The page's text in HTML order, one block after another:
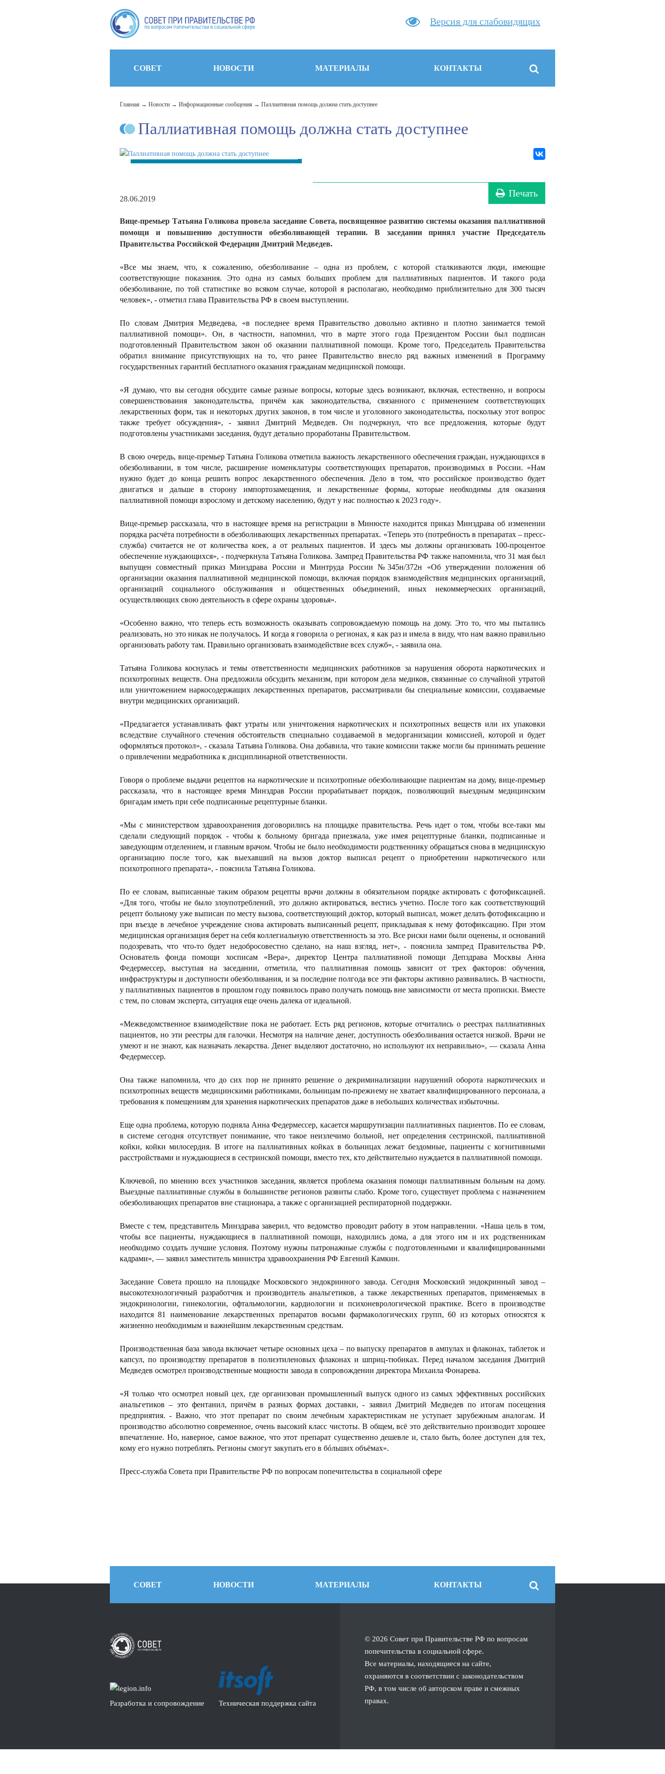
Версия для слабовидящих
СОВЕТ НОВОСТИ МАТЕРИАЛЫ КОНТАКТЫ
Главная Новости Информационные сообщения Паллиативная помощь должна стать доступнее
Паллиативная помощь должна стать доступнее
Печать
28.06.2019
Вице-премьер Татьяна Голикова провела заседание Совета, посвященное развитию системы оказания паллиативной
помощи и повышению доступности обезболивающей терапии. В заседании принял участие Председатель
Правительства Российской Федерации Дмитрий Медведев.
«Все мы знаем, что, к сожалению, обезболивание – одна из проблем, с которой сталкиваются люди, имеющие
соответствующие показания. Это одна из самых больших проблем для паллиативных пациентов. И такого рода
обезболивание, по той статистике во всяком случае, которой я располагаю, необходимо приблизительно для 300 тысяч
человек», - отметил глава Правительства РФ в своем выступлении.
По словам Дмитрия Медведева, «в последнее время Правительство довольно активно и плотно занимается темой
паллиативной помощи». Он, в частности, напомнил, что в марте этого года Президентом России был подписан
подготовленный Правительством закон об оказании паллиативной помощи. Кроме того, Председатель Правительства
обратил внимание присутствующих на то, что ранее Правительство внесло ряд важных изменений в Программу
государственных гарантий бесплатного оказания гражданам медицинской помощи.
«Я думаю, что вы сегодня обсудите самые разные вопросы, которые здесь возникают, включая, естественно, и вопросы
совершенствования законодательства, причём как законодательства, связанного с применением соответствующих
лекарственных форм, так и некоторых других законов, в том числе и уголовного законодательства, поскольку этот вопрос
также требует обсуждения», - заявил Дмитрий Медведев. Он подчеркнул, что все предложения, которые будут
подготовлены участниками заседания, будут детально проработаны Правительством.
В свою очередь, вице-премьер Татьяна Голикова отметила важность лекарственного обеспечения граждан, нуждающихся в
обезболивании, в том числе, расширение номенклатуры соответствующих препаратов, производимых в России. «Нам
нужно будет до конца решить вопрос лекарственного обеспечения. Дело в том, что российское производство будет
двигаться и дальше в сторону импортозамещения, и лекарственные формы, которые необходимы для оказания
паллиативной помощи взрослому и детскому населению, будут у нас полностью к 2023 году».
Вице-премьер рассказала, что в настоящее время на регистрации в Минюсте находится приказ Минздрава об изменении
порядка расчёта потребности в обезболивающих лекарственных препаратах. «Теперь это (потребность в препаратах – пресс-
служба) считается не от количества коек, а от реальных пациентов. И здесь мы должны организовать 100-процентое
обеспечение нуждающихся», - подчеркнула Татьяна Голикова. Зампред Правительства РФ также напомнила, что 31 мая был
выпущен совместный приказ Минздрава России и Минтруда России №345н/372н «Об утверждении положения об
организации оказания паллиативной медицинской помощи, включая порядок взаимодействия медицинских организаций,
организаций социального обслуживания и общественных объединений, иных некоммерческих организаций,
осуществляющих свою деятельность в сфере охраны здоровья».
«Особенно важно, что теперь есть возможность оказывать сопровождаемую помощь на дому. Это то, что мы пытались
реализовать, но это никак не получалось. И когда я говорила о регионах, я как раз и имела в виду, что нам важно правильно
организовать работу там. Правильно организовать взаимодействие всех служб», - заявила она.
Татьяна Голикова коснулась и темы ответственности медицинских работников за нарушения оборота наркотических и
психотропных веществ. Она предложила обсудить механизм, при котором дела медиков, связанные со случайной утратой
или уничтожением наркосодержащих лекарственных препаратов, рассматривали бы специальные комиссии, создаваемые
внутри медицинских организаций.
«Предлагается устанавливать факт утраты или уничтожения наркотических и психотропных веществ или их упаковки
вследствие случайного стечения обстоятельств специально создаваемой в медорганизации комиссией, которой и будет
оформляться протокол», - сказала Татьяна Голикова. Она добавила, что такие комиссии также могли бы принимать решение
о привлечении медработника к дисциплинарной ответственности.
Говоря о проблеме выдачи рецептов на наркотические и психотропные обезболивающие пациентам на дому, вице-премьер
рассказала, что в настоящее время Минздрав России прорабатывает порядок, позволяющий выездным медицинским
бригадам иметь при себе подписанные рецептурные бланки.
«Мы с министерством здравоохранения договорились на площадке правительства. Речь идет о том, чтобы все-таки мы
сделали следующий порядок - чтобы к больному бригада приезжала, уже имея рецептурные бланки, подписанные и
заведующим отделением, и главным врачом. Чтобы не было необходимости родственнику обращаться снова в медицинскую
организацию после того, как выехавший на вызов доктор выписал рецепт о приобретении наркотического или
психотропного препарата», - пояснила Татьяна Голикова.
По ее словам, выписанные таким образом рецепты врачи должны в обязательном порядке актировать с фотофиксацией.
«Для того, чтобы не было злоупотреблений, это должно актироваться, вестись учетно. После того как соответствующий
рецепт больному уже выписан по месту вызова, соответствующий доктор, который выписал, может делать фотофиксацию и
при въезде в лечебное учреждение снова актировать выписанный рецепт, прикладывая к нему фотофиксацию. При этом
медицинская организация берет на себя коллегиальную ответственность за это. Все риски нами были оценены, и оснований
подозревать, что что-то будет недобросовестно сделано, на наш взгляд, нет», - пояснила зампред Правительства РФ.
Основатель фонда помощи хосписам «Вера», директор Центра паллиативной помощи Депздрава Москвы Анна
Федермессер, выступая на заседании, отметила, что паллиативная помощь зависит от трех факторов: обучения,
инфраструктуры и доступности обезболивания, и за последние полгода все эти факторы активно развивались. В частности,
у паллиативных пациентов в прошлом году появилось право получать помощь вне зависимости от места прописки. Вместе
с тем, по словам эксперта, ситуация еще очень далека от идеальной.
«Межведомственное взаимодействие пока не работает. Есть ряд регионов, которые отчитались о реестрах паллиативных
пациентов, но эти реестры для галочки. Несмотря на наличие денег, доступность обезболивания остается низкой. Врачи не
умеют и не знают, как назначать лекарства. Денег выделяют достаточно, но используют их неправильно», — сказала Анна
Федермессер.
Она также напомнила, что до сих пор не принято решение о декриминализации нарушений оборота наркотических и
психотропных веществ медицинскими работниками, больницам по-прежнему не хватает квалифицированного персонала, а
требования к помещениям для хранения наркотических препаратов даже в небольших количествах избыточны.
Еще одна проблема, которую подняла Анна Федермессер, касается маршрутизации паллиативных пациентов. По ее словам,
в системе сегодня отсутствует понимание, что такое неизлечимо больной, нет определения сестринской, паллиативной
койки, койки милосердия. В итоге на паллиативных койках в больницах лежат бездомные, пациенты с когнитивными
расстройствами и нуждающиеся в сестринской помощи, вместо тех, кто действительно нуждается в паллиативной помощи.
Ключевой, по мнению всех участников заседания, является проблема оказания помощи паллиативным больным на дому.
Выездные паллиативные службы в большинстве регионов развиты слабо. Кроме того, существует проблема с назначением
обезболивающих препаратов вне стационара, а также с организацией респираторной поддержки.
Вместе с тем, представитель Минздрава заверил, что ведомство проводит работу в этом направлении. «Наша цель в том,
чтобы все пациенты, нуждающиеся в паллиативной помощи, находились дома, а для этого им и их родственникам
необходимо создать лучшие условия. Поэтому нужны патронажные службы с подготовленными и квалифицированными
кадрами», — заявил заместитель министра здравоохранения РФ Евгений Камкин.
Заседание Совета прошло на площадке Московского эндокринного завода. Сегодня Московский эндокринный завод –
высокотехнологичный разработчик и производитель анальгетиков, а также лекарственных препаратов, применяемых в
эндокринологии, гинекологии, офтальмологии, кардиологии и психоневрологической практике. Всего в производстве
находится 81 наименование лекарственных препаратов восьми фармакологических групп, 60 из которых относятся к
жизненно необходимым и важнейшим лекарственным средствам.
Производственная база завода включает четыре основных цеха – по выпуску препаратов в ампулах и флаконах, таблеток и
капсул, по производству препаратов в полиэтиленовых флаконах и шприц-тюбиках. Перед началом заседания Дмитрий
Медведев осмотрел производственные мощности завода в сопровождении директора Михаила Фонарева.
«Я только что осмотрел новый цех, где организован промышленный выпуск одного из самых эффективных российских
анальгетиков – это фентанил, причём в разных формах доставки, - заявил Дмитрий Медведев по итогам посещения
предприятия. - Важно, что этот препарат по своим лечебным характеристикам не уступает зарубежным аналогам. И
производство абсолютно современное, очень высокий класс чистоты. В общем, всё это действительно производит хорошее
впечатление. Но, наверное, самое важное, что этот препарат существенно дешевле и, стало быть, более доступен для тех,
кому его нужно потреблять. Регионы смогут закупать его в бóльших объёмах».
Пресс-служба Совета при Правительстве РФ по вопросам попечительства в социальной сфере
СОВЕТ НОВОСТИ МАТЕРИАЛЫ КОНТАКТЫ
Разработка и сопровождение Техническая поддержка сайта
© 2026 Совет при Правительстве РФ по вопросам
попечительства в социальной сфере.
Все материалы, находящиеся на сайте,
охраняются в соответствии с законодательством
РФ, в том числе об авторском праве и смежных
правах.